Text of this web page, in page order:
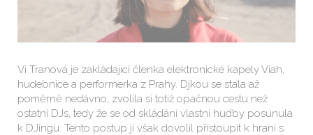
Vi Tranová je zakládající členka elektronické kapely Viah,
hudebnice a performerka z Prahy. Djkou se stala až
poměrně nedávno, zvolila si totiž opačnou cestu než
ostatní DJs, tedy že se od skládání vlastní hudby posunula
k DJingu. Tento postup jí však dovolil přistoupit k hraní s